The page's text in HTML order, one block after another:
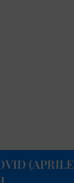
(APRILE